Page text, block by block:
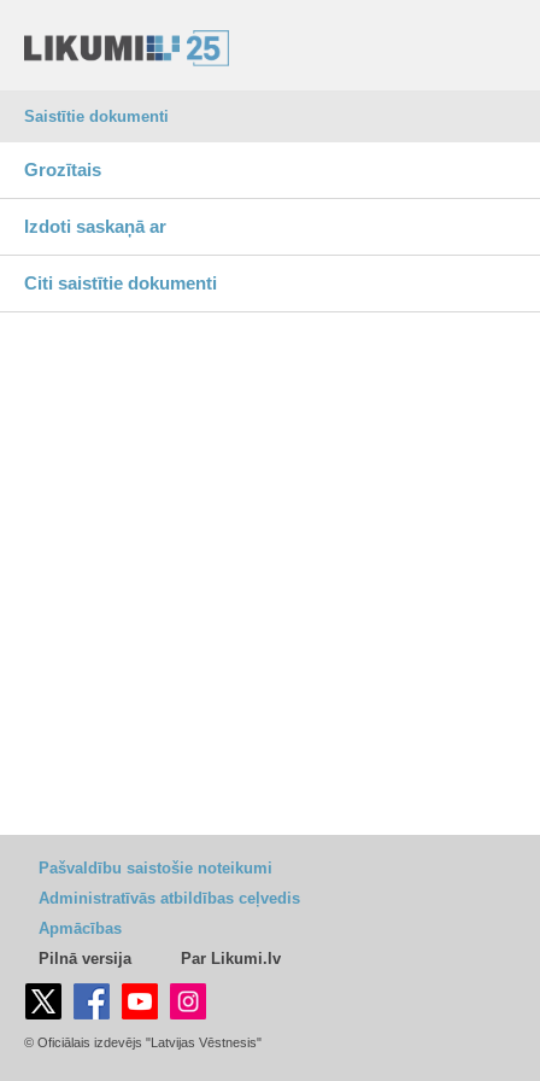
Saistītie dokumenti
Grozītais
Izdoti saskaņā ar
Citi saistītie dokumenti
Pašvaldību saistošie noteikumi
Administratīvās atbildības ceļvedis
Apmācības
Pilnā versija
Par Likumi.lv
© Oficiālais izdevējs "Latvijas Vēstnesis"